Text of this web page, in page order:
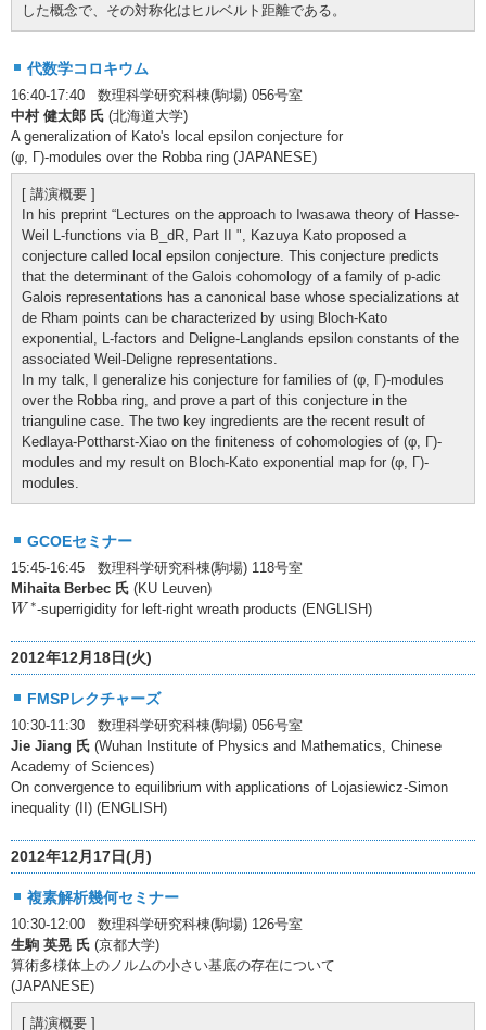
した概念で、その対称化はヒルベルト距離である。
代数学コロキウム
16:40-17:40 数理科学研究科棟(駒場) 056号室
中村 健太郎 氏 (北海道大学)
A generalization of Kato's local epsilon conjecture for
(φ, Γ)-modules over the Robba ring (JAPANESE)
[ 講演概要 ]
In his preprint “Lectures on the approach to Iwasawa theory of Hasse-
Weil L-functions via B_dR, Part II ", Kazuya Kato proposed a
conjecture called local epsilon conjecture. This conjecture predicts
that the determinant of the Galois cohomology of a family of p-adic
Galois representations has a canonical base whose specializations at
de Rham points can be characterized by using Bloch-Kato
exponential, L-factors and Deligne-Langlands epsilon constants of the
associated Weil-Deligne representations.
In my talk, I generalize his conjecture for families of (φ, Γ)-modules
over the Robba ring, and prove a part of this conjecture in the
trianguline case. The two key ingredients are the recent result of
Kedlaya-Pottharst-Xiao on the ﬁniteness of cohomologies of (φ, Γ)-
modules and my result on Bloch-Kato exponential map for (φ, Γ)-
modules.
GCOEセミナー
15:45-16:45 数理科学研究科棟(駒場) 118号室
Mihaita Berbec 氏 (KU Leuven)
W ∗
W∗-superrigidity for left-right wreath products (ENGLISH)
2012年12月18日(火)
FMSPレクチャーズ
10:30-11:30 数理科学研究科棟(駒場) 056号室
Jie Jiang 氏 (Wuhan Institute of Physics and Mathematics, Chinese
Academy of Sciences)
On convergence to equilibrium with applications of Lojasiewicz-Simon
inequality (II) (ENGLISH)
2012年12月17日(月)
複素解析幾何セミナー
10:30-12:00 数理科学研究科棟(駒場) 126号室
生駒 英晃 氏 (京都大学)
算術多様体上のノルムの小さい基底の存在について
(JAPANESE)
[ 講演概要 ]